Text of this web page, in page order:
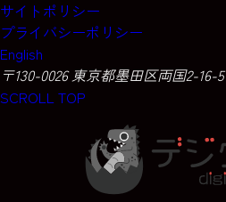
サイトポリシー
プライバシーポリシー
English
〒130-0026 東京都墨田区両国2-16-
SCROLL TOP